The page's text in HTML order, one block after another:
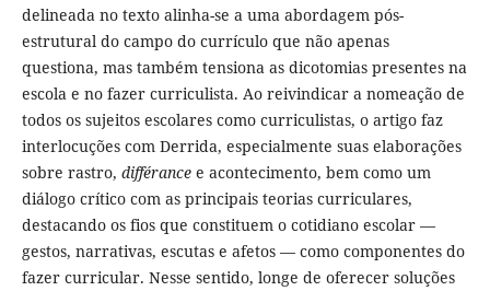
delineada no texto alinha-se a uma abordagem pós-
estrutural do campo do currículo que não apenas
questiona, mas também tensiona as dicotomias presentes na
escola e no fazer curriculista. Ao reivindicar a nomeação de
todos os sujeitos escolares como curriculistas, o artigo faz
interlocuções com Derrida, especialmente suas elaborações
sobre rastro, différancee acontecimento, bem como um
diálogo crítico com as principais teorias curriculares,
destacando os fios que constituem o cotidiano escolar —
gestos, narrativas, escutas e afetos — como componentes do
fazer curricular. Nesse sentido, longe de oferecer soluções